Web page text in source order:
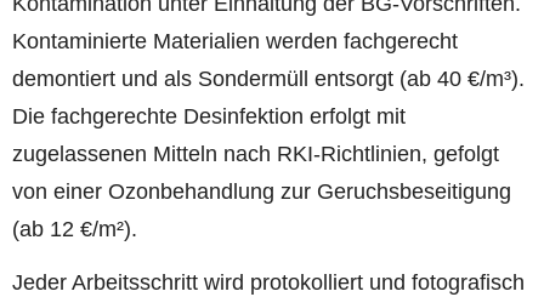
Kontaminierte Materialien werden fachgerecht
demontiert und als Sondermüll entsorgt (ab 40 €/m³).
Die fachgerechte Desinfektion erfolgt mit
zugelassenen Mitteln nach RKI-Richtlinien, gefolgt
von einer Ozonbehandlung zur Geruchsbeseitigung
(ab 12 €/m²).
Jeder Arbeitsschritt wird protokolliert und fotografisch